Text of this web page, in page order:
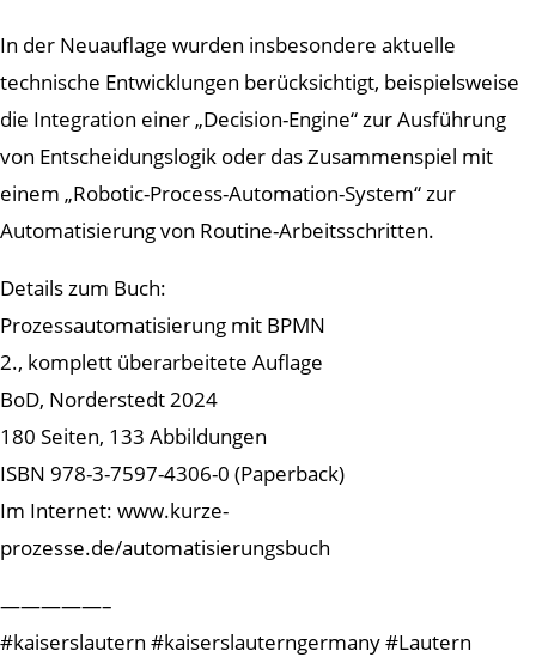
In der Neuauflage wurden insbesondere aktuelle
technische Entwicklungen berücksichtigt, beispielsweise
die Integration einer „Decision-Engine“ zur Ausführung
von Entscheidungslogik oder das Zusammenspiel mit
einem „Robotic-Process-Automation-System“ zur
Automatisierung von Routine-Arbeitsschritten.
Details zum Buch:
Prozessautomatisierung mit BPMN
2., komplett überarbeitete Auflage
BoD, Norderstedt 2024
180 Seiten, 133 Abbildungen
ISBN 978-3-7597-4306-0 (Paperback)
Im Internet: www.kurze-
prozesse.de/automatisierungsbuch
—————–
#kaiserslautern #kaiserslauterngermany #Lautern